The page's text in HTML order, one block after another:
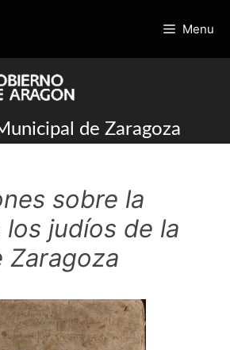
Menu
de Zaragoza
sobre la
judíos de la
Zaragoza